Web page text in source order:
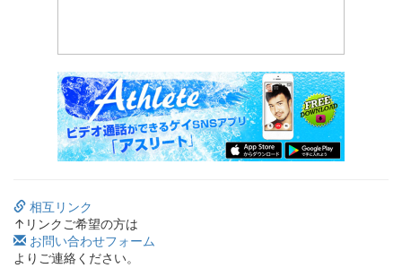
相互リンク
↑リンクご希望の方は
お問い合わせフォーム
よりご連絡ください。